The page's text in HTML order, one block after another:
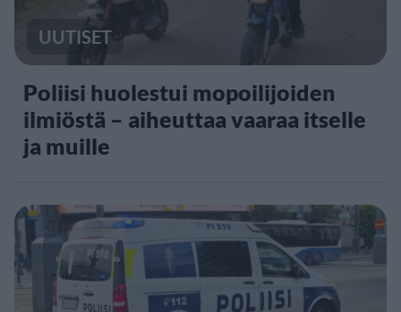
UUTISET
Poliisi huolestui mopoilijoiden
ilmiöstä – aiheuttaa vaaraa itselle
ja muille